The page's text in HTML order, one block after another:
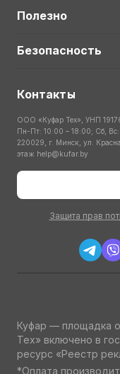
Полезно
Безопасность
Контакты
ООО «Куфар Тех», УНП
Пн-Пт: 10:00 – 18:00; Сб,
220029, г. Минск, ул.
этаж help@kufar.by
Защита прав
Куфар — площадка
Тех» включено в
ресурс «Реестр
*Оплата